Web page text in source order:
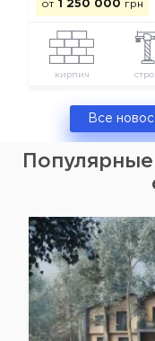
от 1 250 000 грн
кирпич
Все